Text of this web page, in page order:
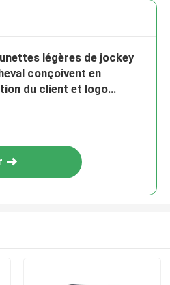
légères de jockey
conçoivent en
du client et logo